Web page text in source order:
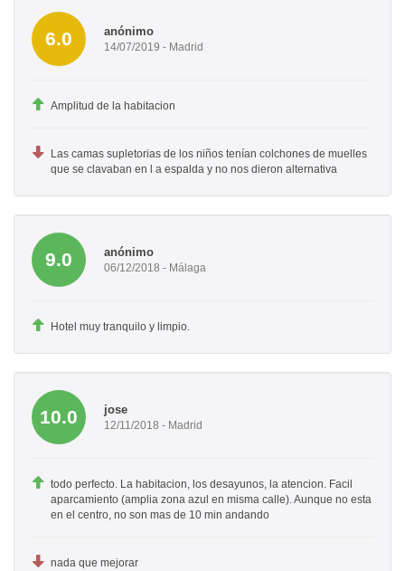
6.0 anónimo
14/07/2019 - Madrid
Amplitud de la habitacion
Las camas supletorias de los niños tenían colchones de muelles
que se clavaban en l a espalda y no nos dieron alternativa
9.0 anónimo
06/12/2018 - Málaga
Hotel muy tranquilo y limpio.
10.0 jose
12/11/2018 - Madrid
todo perfecto. La habitacion, los desayunos, la atencion. Facil
aparcamiento (amplia zona azul en misma calle). Aunque no esta
en el centro, no son mas de 10 min andando
nada que mejorar